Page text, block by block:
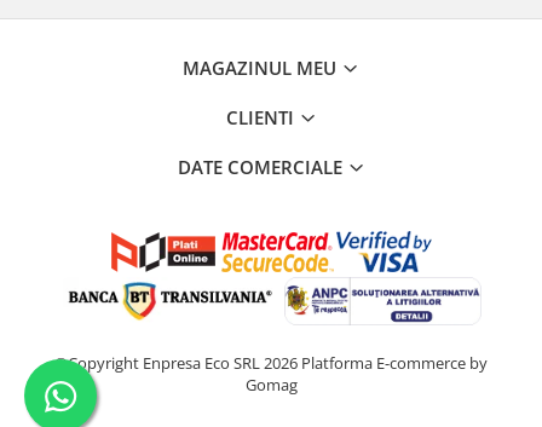
MAGAZINUL MEU
CLIENTI
DATE COMERCIALE
©Copyright Enpresa Eco SRL 2026 Platforma E-commerce by
Gomag